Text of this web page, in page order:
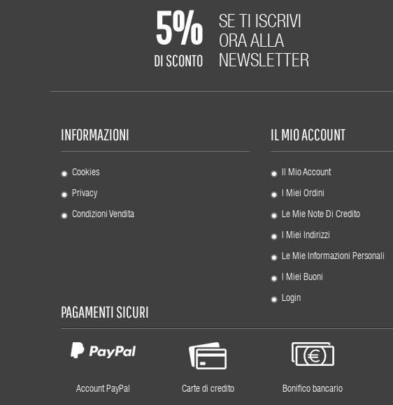
5%
DI SCONTO
SE TI ISCRIVI
ORA ALLA
NEWSLETTER
INFORMAZIONI
Cookies
Privacy
Condizioni Vendita
IL MIO ACCOUNT
Il Mio Account
I Miei Ordini
Le Mie Note Di Credito
I Miei Indirizzi
Le Mie Informazioni Personali
I Miei Buoni
Login
PAGAMENTI SICURI
Account PayPal Carte di credito Bonifico bancario